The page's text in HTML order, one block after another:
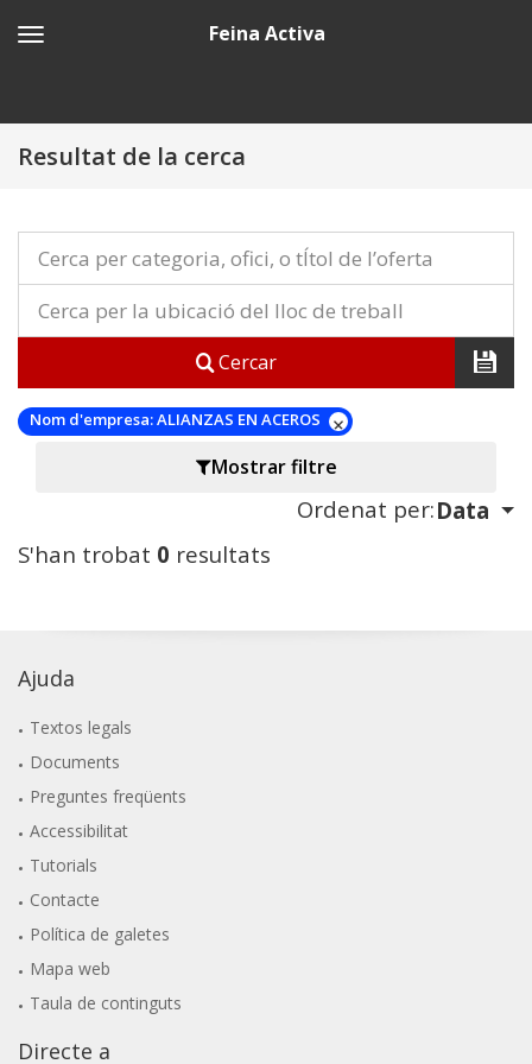
Feina Activa
Resultat de la cerca
Cercar
Nom d'empresa:ALIANZAS EN ACEROS
Mostrar filtre
Ordenat per:Data
S'han trobat 0 resultats
Ajuda
Textos legals
Documents
Preguntes freqüents
Accessibilitat
Tutorials
Contacte
Política de galetes
Mapa web
Taula de continguts
Directe a